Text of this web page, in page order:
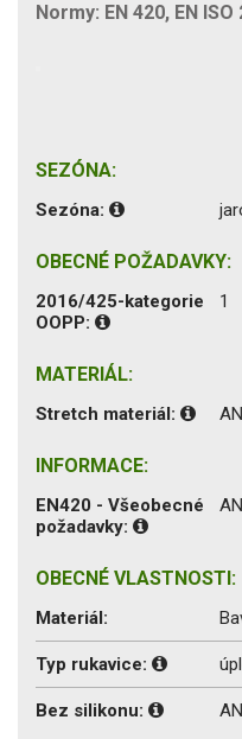
Normy: EN 420, EN
SEZÓNA:
Sezóna:
OBECNÉ POŽADAVKY:
2016/425-kategorie
OOPP:
1
MATERIÁL:
Stretch materiál:
INFORMACE:
EN420 - Všeobecné
požadavky:
OBECNÉ VLASTNOSTI:
Materiál:
Typ rukavice:
Bez silikonu: